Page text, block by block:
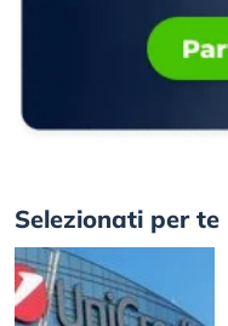
Selezionati per te